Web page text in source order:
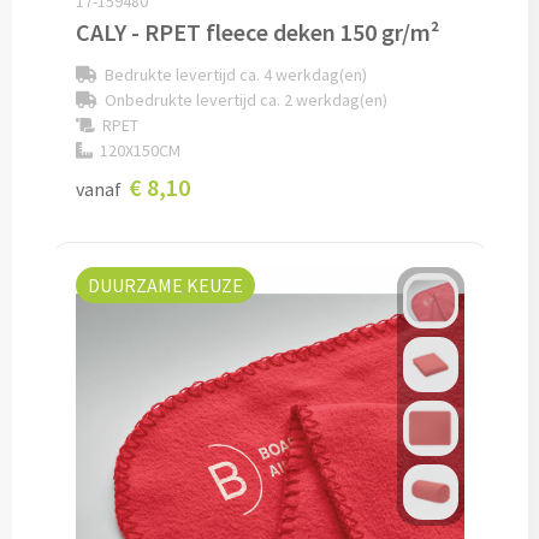
Heupflesjes bedrukken
Rietjes bedrukken
Custom made
Custom made drinkflessen
Custom made IZY Bottles
CALY - RPET fleece deken 150 gr/m²
Bedrukte levertijd ca. 4 werkdag(en)
Onbedrukte levertijd ca. 2 werkdag(en)
RPET
120X150CM
vanaf € 8,10
DUURZAME KEUZE